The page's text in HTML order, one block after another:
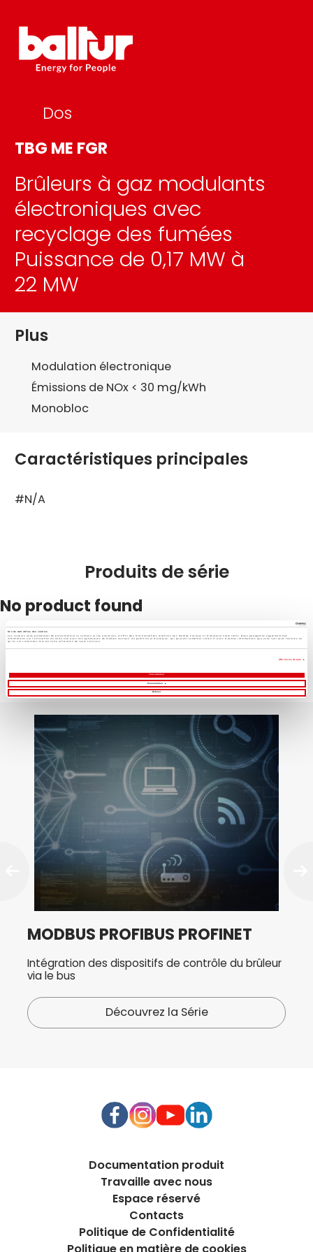
Ce site web utilise des cookies.
Les cookies nous permettent de personnaliser le contenu et les annonces, d'offrir des fonctionnalités relatives aux médias sociaux et d'analyser notre trafic. Nous partageons également des
informations sur l'utilisation de notre site avec nos partenaires de médias sociaux, de publicité et d'analyse, qui peuvent combiner celles-ci avec d'autres informations que vous leur avez fournies ou
qu'ils ont collectées lors de votre utilisation de leurs services.
Afficher les détails
Tout autoriser
Personnaliser
Refuser
content
Dos
TBG ME FGR
Brûleurs à gaz modulants
électroniques avec
recyclage des fumées
Puissance de 0,17 MW à
22 MW
Plus
Modulation électronique
Émissions de NOx < 30 mg/kWh
Monobloc
Caractéristiques principales
#N/A
Produits de série
No product found
Vous pourriez également être
intéressé par…
MODBUS PROFIBUS PROFINET
Intégration des dispositifs de contrôle du brûleur
via le bus
Découvrez la Série
Documentation produit
Travaille avec nous
Espace réservé
Contacts
Politique de Confidentialité